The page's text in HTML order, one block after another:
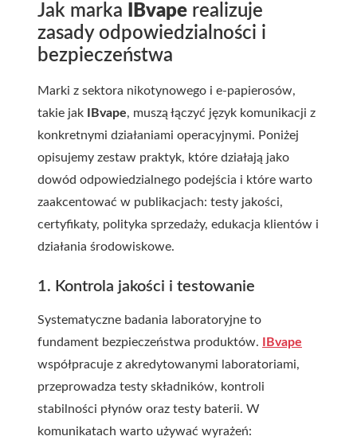
Jak marka IBvape realizuje
zasady odpowiedzialności i
bezpieczeństwa
Marki z sektora nikotynowego i e-papierosów,
takie jak
IBvape, muszą łączyć język komunikacji z
konkretnymi działaniami operacyjnymi. Poniżej
opisujemy zestaw praktyk, które działają jako
dowód odpowiedzialnego podejścia i które warto
zaakcentować w publikacjach: testy jakości,
certyfikaty, polityka sprzedaży, edukacja klientów i
działania środowiskowe.
1. Kontrola jakości i testowanie
Systematyczne badania laboratoryjne to
fundament bezpieczeństwa produktów.
IBvape
współpracuje z akredytowanymi laboratoriami,
przeprowadza testy składników, kontroli
stabilności płynów oraz testy baterii. W
komunikatach warto używać wyrażeń: